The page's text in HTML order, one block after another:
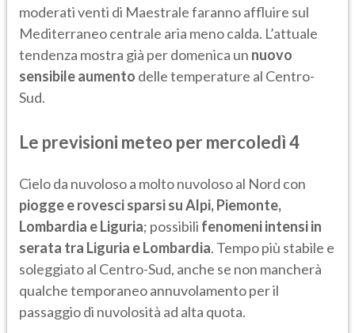
moderati venti di Maestrale faranno affluire sul
Mediterraneo centrale aria meno calda. L’attuale
tendenza mostra già per domenica un nuovo
sensibile aumento delle temperature al Centro-
Sud.
Le previsioni meteo per mercoledì 4
Cielo da nuvoloso a molto nuvoloso al Nord con
piogge e rovesci sparsi su Alpi, Piemonte,
Lombardia e Liguria; possibili fenomeni intensi in
serata tra Liguria e Lombardia. Tempo più stabile e
soleggiato al Centro-Sud, anche se non mancherà
qualche temporaneo annuvolamento per il
passaggio di nuvolosità ad alta quota.